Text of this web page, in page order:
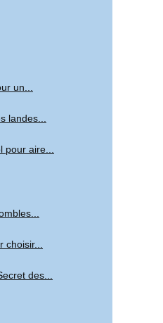
un...
landes...
aire...
des...